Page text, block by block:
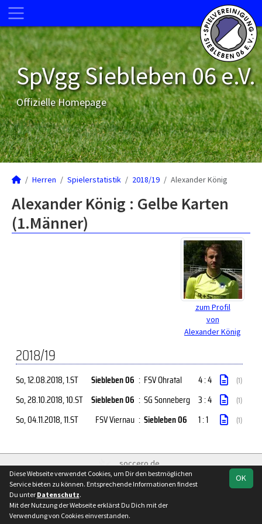
SpVgg Siebleben 06 e.V.
Offizielle Homepage
Herren Spielerstatistik 2018/19 Alexander König
Alexander König : Gelbe Karten
(1.Männer)
zum Profil
von
Alexander König
2018/19
So, 12.08.2018, 1.ST Siebleben 06 : FSV Ohratal 4 : 4 (1)
So, 28.10.2018, 10.ST Siebleben 06 : SG Sonneberg 3 : 4 (1)
So, 04.11.2018, 11.ST FSV Viernau : Siebleben 06 1 : 1 (1)
soccero.de
© 2006 - 2026
Besucherstatistik
OK
Diese Webseite verwendet Cookies, um Dir den bestmöglichen
Service bieten zu können. Entsprechende Informationen findest
Du unter Datenschutz.
Mit der Nutzung der Webseite erklärst Du Dich mit der
Verwendung von Cookies einverstanden.